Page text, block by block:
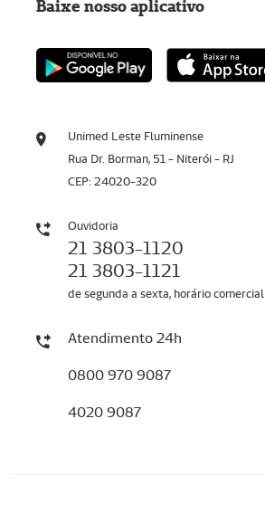
Unimed Leste Fluminense
Rua Dr. Borman, 51 - Niterói - RJ
CEP: 24020-320
Ouvidoria
21 3803-1120
21 3803-1121
de segunda a sexta, horário comercial
Atendimento 24h
0800 970 9087
4020 9087
Baixe nosso aplicativo